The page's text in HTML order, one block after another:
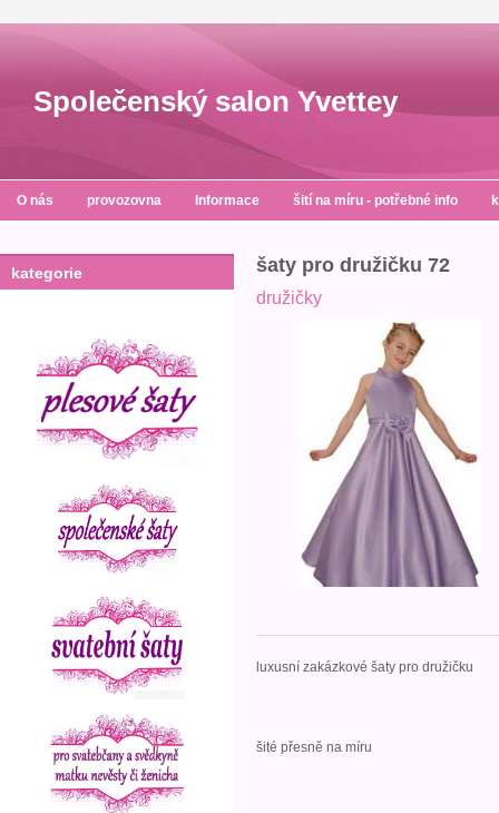
Společenský salon Yvettey
O nás provozovna Informace šití na míru - potřebné info
kategorie šaty pro družičku 72
družičky
luxusní zakázkové šaty pro družičku
šité přesně na míru